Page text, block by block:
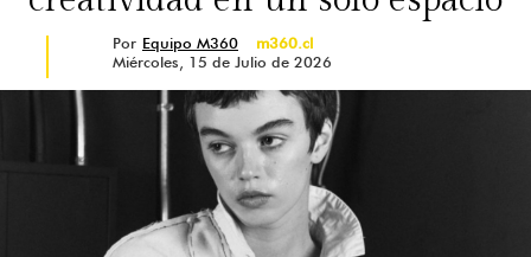
Por Equipo M360
m360.cl
Miércoles, 15 de Julio de 2026